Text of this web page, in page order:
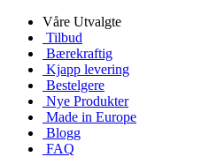
Våre Utvalgte
Tilbud
Bærekraftig
Kjapp levering
Bestelgere
Nye Produkter
Made in Europe
Blogg
FAQ